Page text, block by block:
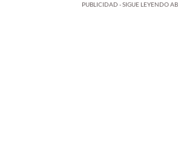
PUBLICIDAD - SIGUE LEYENDO